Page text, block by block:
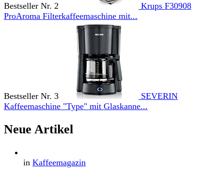
Bestseller Nr. 2
Krups F30908
ProAroma Filterkaffeemaschine mit...
Bestseller Nr. 3
SEVERIN
Kaffeemaschine "Type" mit Glaskanne...
Neue Artikel
in Kaffeemagazin